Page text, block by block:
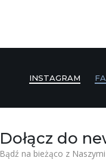
INSTAGRAM
Dołącz do
Bądź na bieżąco z